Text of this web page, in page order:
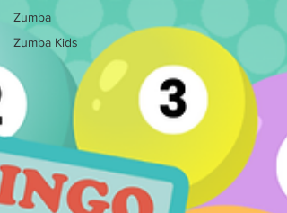
Zumba
Zumba Kids